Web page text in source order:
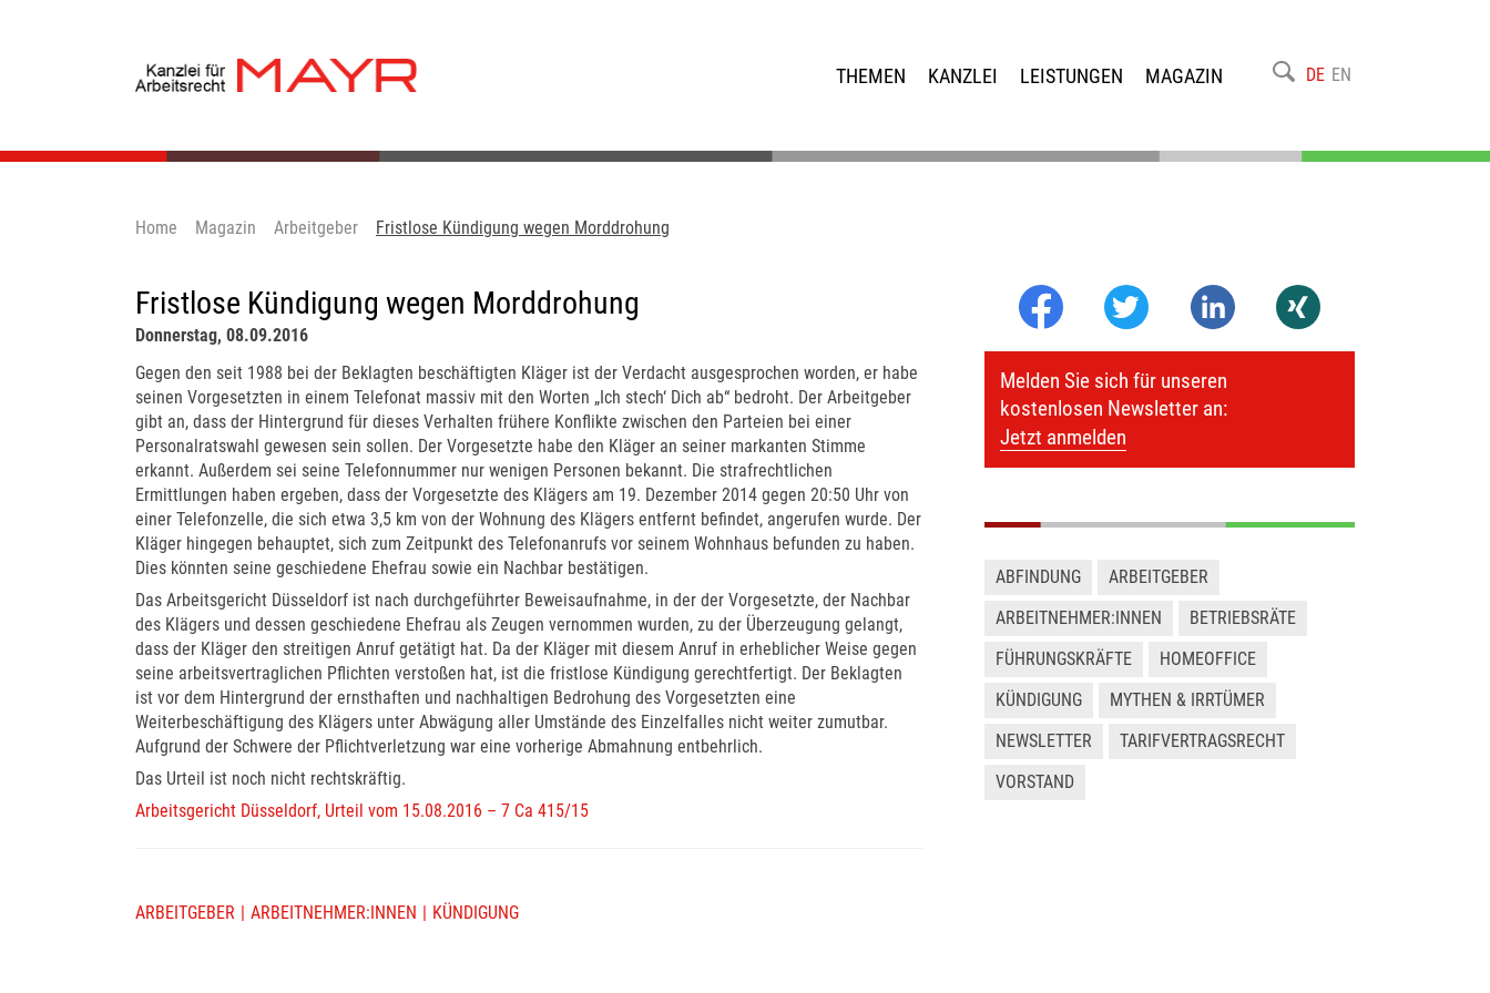
THEMEN KANZLEI LEISTUNGEN MAGAZIN DE EN
Home Magazin Arbeitgeber Fristlose Kündigung wegen Morddrohung
Fristlose Kündigung wegen Morddrohung
Donnerstag, 08.09.2016
Gegen den seit 1988 bei der Beklagten beschäftigten Kläger ist der Verdacht ausgesprochen worden, er habe
seinen Vorgesetzten in einem Telefonat massiv mit den Worten „Ich stech‘ Dich ab“ bedroht. Der Arbeitgeber
gibt an, dass der Hintergrund für dieses Verhalten frühere Konflikte zwischen den Parteien bei einer
Personalratswahl gewesen sein sollen. Der Vorgesetzte habe den Kläger an seiner markanten Stimme
erkannt. Außerdem sei seine Telefonnummer nur wenigen Personen bekannt. Die strafrechtlichen
Ermittlungen haben ergeben, dass der Vorgesetzte des Klägers am 19. Dezember 2014 gegen 20:50 Uhr von
einer Telefonzelle, die sich etwa 3,5 km von der Wohnung des Klägers entfernt befindet, angerufen wurde. Der
Kläger hingegen behauptet, sich zum Zeitpunkt des Telefonanrufs vor seinem Wohnhaus befunden zu haben.
Dies könnten seine geschiedene Ehefrau sowie ein Nachbar bestätigen.
Das Arbeitsgericht Düsseldorf ist nach durchgeführter Beweisaufnahme, in der der Vorgesetzte, der Nachbar
des Klägers und dessen geschiedene Ehefrau als Zeugen vernommen wurden, zu der Überzeugung gelangt,
dass der Kläger den streitigen Anruf getätigt hat. Da der Kläger mit diesem Anruf in erheblicher Weise gegen
seine arbeitsvertraglichen Pflichten verstoßen hat, ist die fristlose Kündigung gerechtfertigt. Der Beklagten
ist vor dem Hintergrund der ernsthaften und nachhaltigen Bedrohung des Vorgesetzten eine
Weiterbeschäftigung des Klägers unter Abwägung aller Umstände des Einzelfalles nicht weiter zumutbar.
Aufgrund der Schwere der Pflichtverletzung war eine vorherige Abmahnung entbehrlich.
Das Urteil ist noch nicht rechtskräftig.
Arbeitsgericht Düsseldorf, Urteil vom 15.08.2016 – 7 Ca 415/15
ARBEITGEBER ARBEITNEHMER:INNEN KÜNDIGUNG
Melden Sie sich für unseren
kostenlosen Newsletter an:
Jetzt anmelden
ABFINDUNG
ARBEITGEBER
ARBEITNEHMER:INNEN
BETRIEBSRÄTE
FÜHRUNGSKRÄFTE
HOMEOFFICE
KÜNDIGUNG
MYTHEN & IRRTÜMER
NEWSLETTER
TARIFVERTRAGSRECHT
VORSTAND